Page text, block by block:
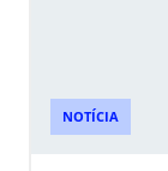
NOTÍCIA